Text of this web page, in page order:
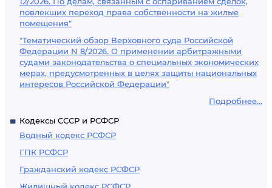
повлекших переход права собственности на жилые
помещения"
"Тематический обзор Верховного суда Российской
Федерации N 8/2026. О применении арбитражными
судами законодательства о специальных экономических
мерах, предусмотренных в целях защиты национальных
интересов Российской Федерации"
Подробнее...
Кодексы СССР и РСФСР
Водный кодекс РСФСР
ГПК РСФСР
Гражданский кодекс РСФСР